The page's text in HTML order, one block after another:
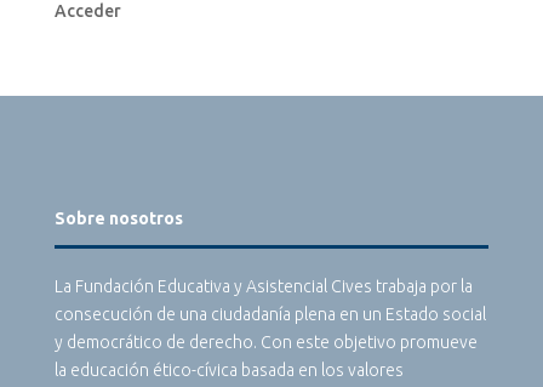
Acceder
Sobre nosotros
La Fundación Educativa y Asistencial Cives trabaja por la
consecución de una ciudadanía plena en un Estado social
y democrático de derecho. Con este objetivo promueve
la educación ético-cívica basada en los valores